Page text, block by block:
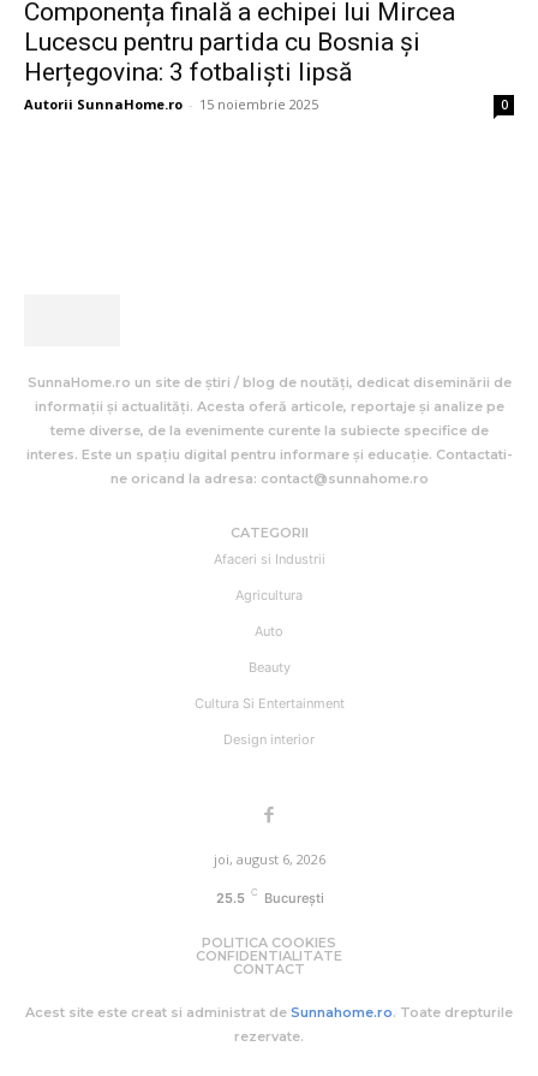
Componența finală a echipei lui Mircea
Lucescu pentru partida cu Bosnia și
Herțegovina: 3 fotbaliști lipsă
Autorii SunnaHome.ro - 15 noiembrie 2025 0
SunnaHome.ro un site de știri / blog de noutăți, dedicat diseminării de
informații și actualități. Acesta oferă articole, reportaje și analize pe
teme diverse, de la evenimente curente la subiecte specifice de
interes. Este un spațiu digital pentru informare și educație. Contactati-
ne oricand la adresa: contact@sunnahome.ro
CATEGORII
Afaceri si Industrii
Agricultura
Auto
Beauty
Cultura Si Entertainment
Design interior
joi, august 6, 2026
25.5 C București
POLITICA COOKIES
CONFIDENTIALITATE
CONTACT
Acest site este creat si administrat de Sunnahome.ro. Toate drepturile
rezervate.